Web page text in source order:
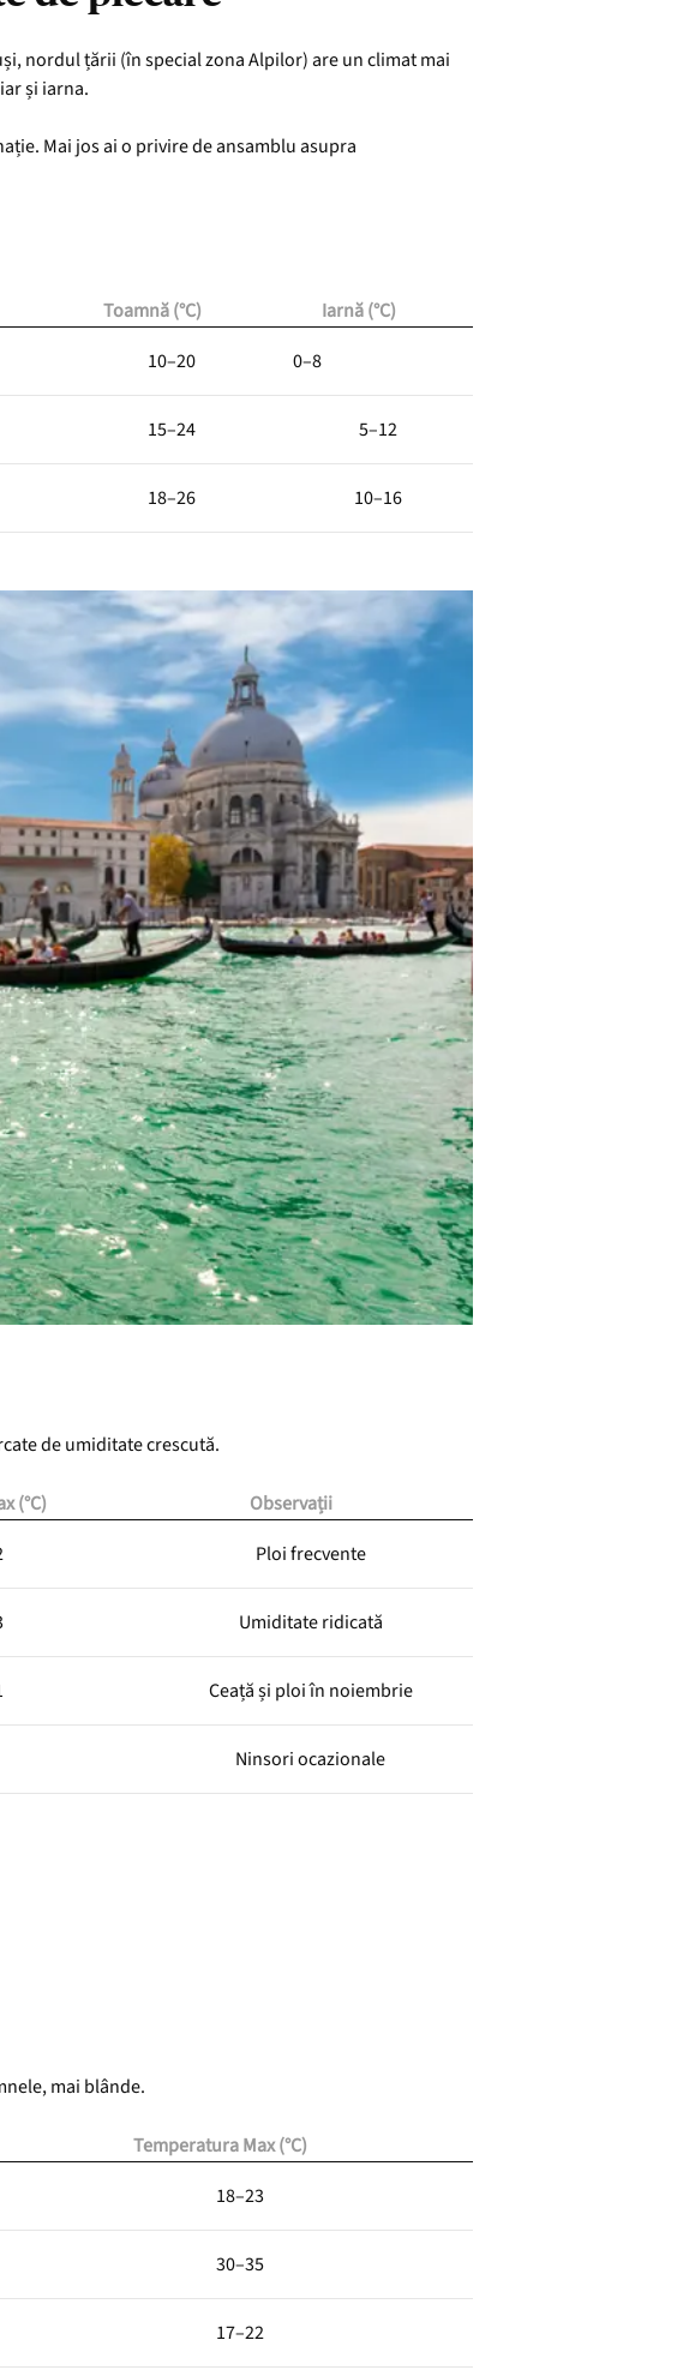
nordul țării (în special zona Alpilor) are un climat mai
și iarna.
Mai jos ai o privire de ansamblu asupra
Toamnă (°C)
Iarnă (°C)
10–20 0–8
15–24 5–12
18–26 10–16
de umiditate crescută.
(°C)
Observații
Ploi frecvente
Umiditate ridicată
Ceață și ploi în noiembrie
Ninsori ocazionale
mai blânde.
Temperatura Max (°C)
18–23
30–35
17–22